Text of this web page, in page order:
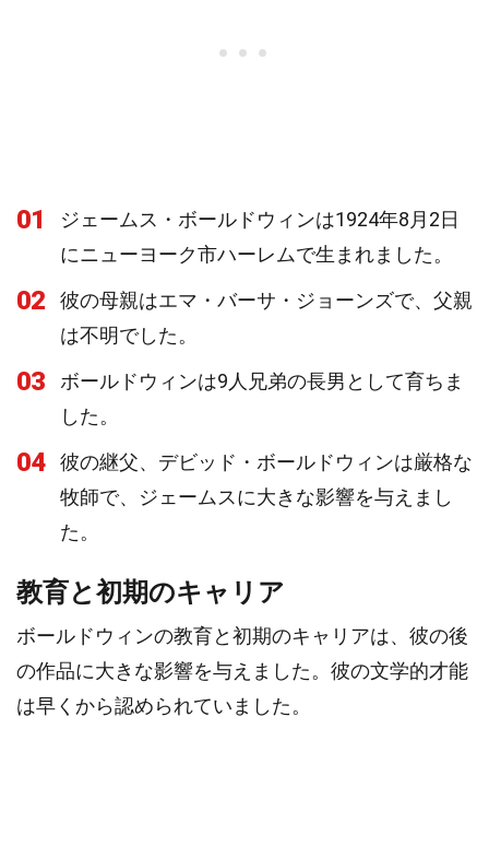
01
ジェームス・ボールドウィンは1924年8月2日
にニューヨーク市ハーレムで生まれました。
02
彼の母親はエマ・バーサ・ジョーンズで、父親
は不明でした。
03
ボールドウィンは9人兄弟の長男として育ちま
した。
04
彼の継父、デビッド・ボールドウィンは厳格な
牧師で、ジェームスに大きな影響を与えまし
た。
教育と初期のキャリア
ボールドウィンの教育と初期のキャリアは、彼の後
の作品に大きな影響を与えました。彼の文学的才能
は早くから認められていました。